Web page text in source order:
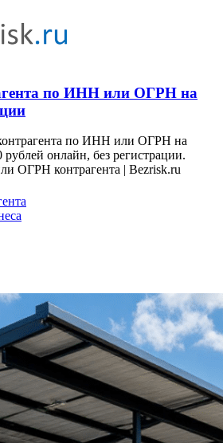
по ИНН или ОГРН на
по ИНН или ОГРН на
рублей онлайн, без регистрации.
ОГРН контрагента | Bezrisk.ru